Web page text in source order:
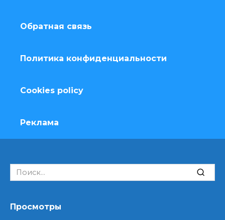
Обратная связь
Политика конфиденциальности
Cookies policy
Реклама
Search
for:
Просмотры